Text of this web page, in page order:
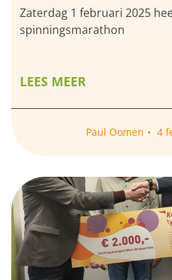
Zaterdag 1 februari 2025
spinningsmarathon
LEES MEER
Paul Oomen 4